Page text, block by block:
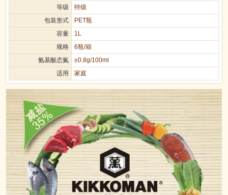
等级 特级
包装形式 PET瓶
容量 1L
规格 6瓶/箱
氨基酸态氮 ≥0.8g/100ml
适用 家庭